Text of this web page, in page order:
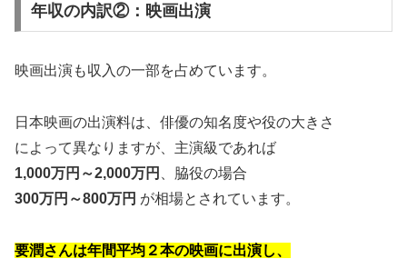
年収の内訳②：映画出演
映画出演も収入の一部を占めています。
日本映画の出演料は、俳優の知名度や役の大きさ
によって異なりますが、主演級であれば
1,000万円～2,000万円
、脇役の場合
300万円～800万円 が相場とされています。
要潤さんは年間平均２本の映画に出演し、